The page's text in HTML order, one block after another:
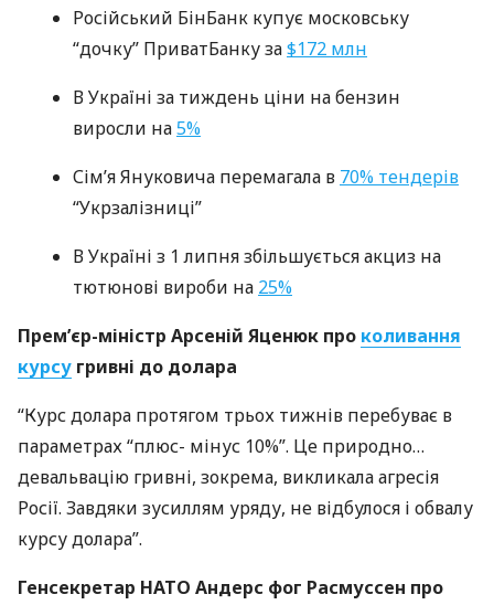
Російський БінБанк купує московську
“дочку” ПриватБанку за$172 млн
В Україні за тиждень ціни на бензин
виросли на5%
Сім’я Януковича перемагала в 70% тендерів
“Укрзалізниці”
В Україні з 1 липня збільшується акциз на
тютюнові вироби на 25%
Прем’єр-міністр Арсеній Яценюк про коливання
курсу гривні до долара
“Курс долара протягом трьох тижнів перебуває в
параметрах “плюс- мінус 10%”. Це природно…
девальвацію гривні, зокрема, викликала агресія
Росії. Завдяки зусиллям уряду, не відбулося і обвалу
курсу долара”.
Генсекретар НАТО Андерс фог Расмуссен про